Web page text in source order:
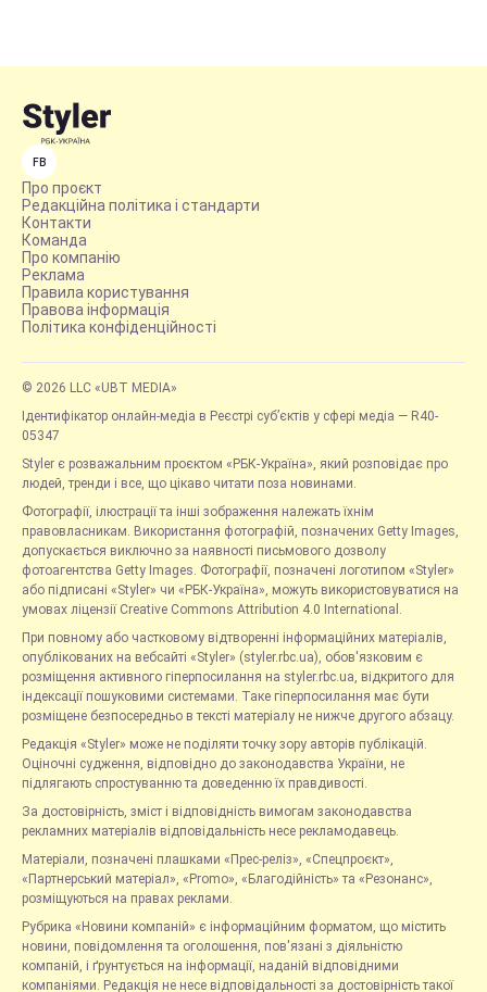
FB
Про проєкт
Редакційна політика і стандарти
Контакти
Команда
Про компанію
Реклама
Правила користування
Правова інформація
Політика конфіденційності
© 2026 LLC «UBT MEDIA»
Ідентифікатор онлайн-медіа в Реєстрі суб’єктів у сфері медіа — R40-
05347
Styler є розважальним проєктом «РБК-Україна», який розповідає про
людей, тренди і все, що цікаво читати поза новинами.
Фотографії, ілюстрації та інші зображення належать їхнім
правовласникам. Використання фотографій, позначених Getty Images,
допускається виключно за наявності письмового дозволу
фотоагентства Getty Images. Фотографії, позначені логотипом «Styler»
або підписані «Styler» чи «РБК-Україна», можуть використовуватися на
умовах ліцензії Creative Commons Attribution 4.0 International.
При повному або частковому відтворенні інформаційних матеріалів,
опублікованих на вебсайті «Styler» (styler.rbc.ua), обов'язковим є
розміщення активного гіперпосилання на styler.rbc.ua, відкритого для
індексації пошуковими системами. Таке гіперпосилання має бути
розміщене безпосередньо в тексті матеріалу не нижче другого абзацу.
Редакція «Styler» може не поділяти точку зору авторів публікацій.
Оціночні судження, відповідно до законодавства України, не
підлягають спростуванню та доведенню їх правдивості.
За достовірність, зміст і відповідність вимогам законодавства
рекламних матеріалів відповідальність несе рекламодавець.
Матеріали, позначені плашками «Прес-реліз», «Спецпроєкт»,
«Партнерський матеріал», «Promo», «Благодійність» та «Резонанс»,
розміщуються на правах реклами.
Рубрика «Новини компаній» є інформаційним форматом, що містить
новини, повідомлення та оголошення, пов'язані з діяльністю
компаній, і ґрунтується на інформації, наданій відповідними
компаніями. Редакція не несе відповідальності за достовірність такої